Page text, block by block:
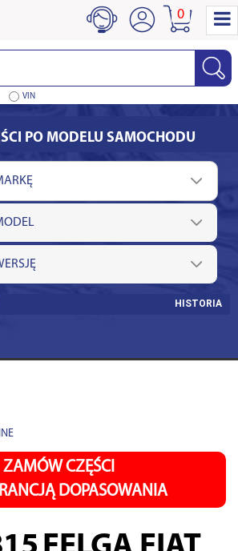
VIN
0
PO MODELU SAMOCHODU
HISTORIA
ZAMÓW CZĘŚCI
DOPASOWANIA